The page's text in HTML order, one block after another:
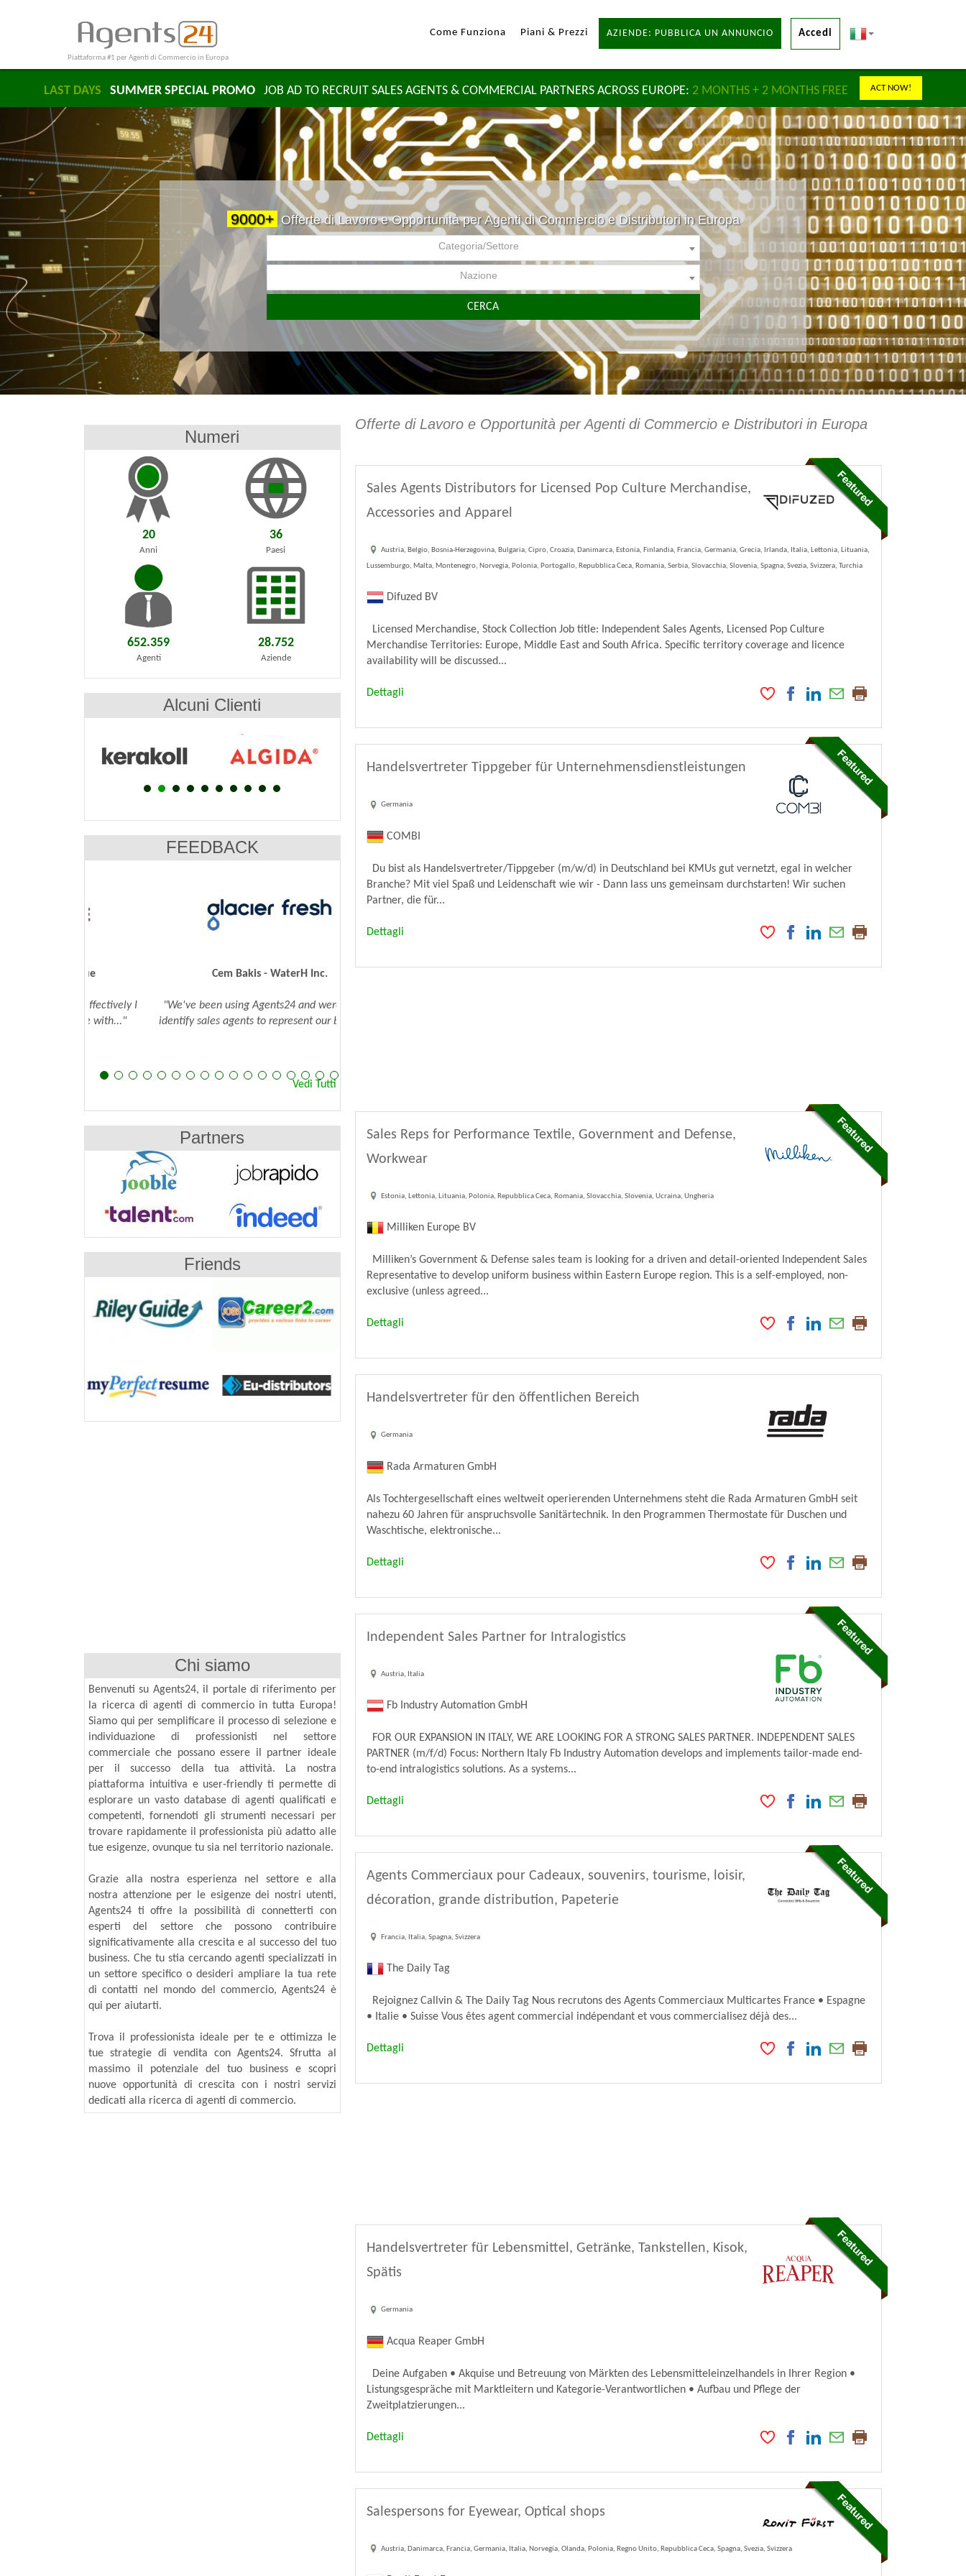
Piattaforma #1 per Agenti di Commercio in Europa
Come Funziona Piani & Prezzi AZIENDE: PUBBLICA UN ANNUNCIO Accedi
LAST DAYS SUMMER SPECIAL PROMO JOB AD TO RECRUIT SALES AGENTS & COMMERCIAL PARTNERS ACROSS EUROPE: 2 MONTHS + 2 MONTHS FREE ACT NOW!
9000+ Offerte di Lavoro e Opportunità per Agenti di Commercio e Distributori in Europa
Categoria/Settore
Nazione
CERCA
Offerte di Lavoro e Opportunità per Agenti di Commercio e Distributori in Europa
Sales Agents Distributors for Licensed Pop Culture Merchandise,
Accessories and Apparel
Austria, Belgio, Bosnia-Herzegovina, Bulgaria, Cipro, Croazia, Danimarca, Estonia, Finlandia, Francia, Germania, Grecia, Irlanda, Italia, Lettonia, Lituania,
Lussemburgo, Malta, Montenegro, Norvegia, Polonia, Portogallo, Repubblica Ceca, Romania, Serbia, Slovacchia, Slovenia, Spagna, Svezia, Svizzera, Turchia
Difuzed BV
Licensed Merchandise, Stock Collection Job title: Independent Sales Agents, Licensed Pop Culture
Merchandise Territories: Europe, Middle East and South Africa. Specific territory coverage and licence
availability will be discussed...
Dettagli
Handelsvertreter Tippgeber für Unternehmensdienstleistungen
Germania
COMBI
Du bist als Handelsvertreter/Tippgeber (m/w/d) in Deutschland bei KMUs gut vernetzt, egal in welcher
Branche? Mit viel Spaß und Leidenschaft wie wir - Dann lass uns gemeinsam durchstarten! Wir suchen
Partner, die für...
Dettagli
Sales Reps for Performance Textile, Government and Defense,
Workwear
Estonia, Lettonia, Lituania, Polonia, Repubblica Ceca, Romania, Slovacchia, Slovenia, Ucraina, Ungheria
Milliken Europe BV
Milliken’s Government & Defense sales team is looking for a driven and detail-oriented Independent Sales
Representative to develop uniform business within Eastern Europe region. This is a self-employed, non-
exclusive (unless agreed...
Dettagli
Handelsvertreter für den öffentlichen Bereich
Germania
Rada Armaturen GmbH
Als Tochtergesellschaft eines weltweit operierenden Unternehmens steht die Rada Armaturen GmbH seit
nahezu 60 Jahren für anspruchsvolle Sanitärtechnik. In den Programmen Thermostate für Duschen und
Waschtische, elektronische...
Dettagli
Independent Sales Partner for Intralogistics
Austria, Italia
Fb Industry Automation GmbH
FOR OUR EXPANSION IN ITALY, WE ARE LOOKING FOR A STRONG SALES PARTNER. INDEPENDENT SALES
PARTNER (m/f/d) Focus: Northern Italy Fb Industry Automation develops and implements tailor-made end-
to-end intralogistics solutions. As a systems...
Dettagli
Agents Commerciaux pour Cadeaux, souvenirs, tourisme, loisir,
décoration, grande distribution, Papeterie
Francia, Italia, Spagna, Svizzera
The Daily Tag
Rejoignez Callvin & The Daily Tag Nous recrutons des Agents Commerciaux Multicartes France • Espagne
• Italie • Suisse Vous êtes agent commercial indépendant et vous commercialisez déjà des...
Dettagli
Handelsvertreter für Lebensmittel, Getränke, Tankstellen, Kisok,
Spätis
Germania
Acqua Reaper GmbH
Deine Aufgaben • Akquise und Betreuung von Märkten des Lebensmitteleinzelhandels in Ihrer Region •
Listungsgespräche mit Marktleitern und Kategorie-Verantwortlichen • Aufbau und Pflege der
Zweitplatzierungen...
Dettagli
Salespersons for Eyewear, Optical shops
Austria, Danimarca, Francia, Germania, Italia, Norvegia, Olanda, Polonia, Regno Unito, Repubblica Ceca, Spagna, Svezia, Svizzera
Numeri
20
Anni
36
Paesi
652.359
Agenti
28.752
Aziende
Alcuni Clienti
FEEDBACK
Cem Bakis - WaterH Inc.
"We've been using Agents24 and were able to
identify sales agents to represent our brand. We
Partners
Friends
Chi siamo
Benvenuti su Agents24, il portale di riferimento per
la ricerca di agenti di commercio in tutta Europa!
Siamo qui per semplificare il processo di selezione e
individuazione di professionisti nel settore
commerciale che possano essere il partner ideale
per il successo della tua attività. La nostra
piattaforma intuitiva e user-friendly ti permette di
esplorare un vasto database di agenti qualificati e
competenti, fornendoti gli strumenti necessari per
trovare rapidamente il professionista più adatto alle
tue esigenze, ovunque tu sia nel territorio nazionale.
Grazie alla nostra esperienza nel settore e alla
nostra attenzione per le esigenze dei nostri utenti,
Agents24 ti offre la possibilità di connetterti con
esperti del settore che possono contribuire
significativamente alla crescita e al successo del tuo
business. Che tu stia cercando agenti specializzati in
un settore specifico o desideri ampliare la tua rete
di contatti nel mondo del commercio, Agents24 è
qui per aiutarti.
Trova il professionista ideale per te e ottimizza le
tue strategie di vendita con Agents24. Sfrutta al
massimo il potenziale del tuo business e scopri
nuove opportunità di crescita con i nostri servizi
dedicati alla ricerca di agenti di commercio.